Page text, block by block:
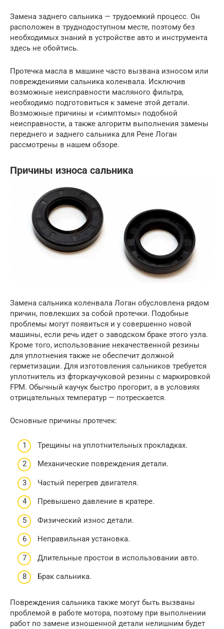
Замена заднего сальника — трудоемкий процесс. Он
расположен в труднодоступном месте, поэтому без
необходимых знаний в устройстве авто и инструмента
здесь не обойтись.
Протечка масла в машине часто вызвана износом или
повреждениями сальника коленвала. Исключив
возможные неисправности масляного фильтра,
необходимо подготовиться к замене этой детали.
Возможные причины и «симптомы» подобной
неисправности, а также алгоритм выполнения замены
переднего и заднего сальника для Рене Логан
рассмотрены в нашем обзоре.
Причины износа сальника
Замена сальника коленвала Логан обусловлена рядом
причин, повлекших за собой протечки. Подобные
проблемы могут появиться и у совершенно новой
машины, если речь идет о заводском браке этого узла.
Кроме того, использование некачественной резины
для уплотнения также не обеспечит должной
герметизации. Для изготовления сальников требуется
уплотнитель из фторкаучуковой резины с маркировкой
FPM. Обычный каучук быстро прогорит, а в условиях
отрицательных температур — потрескается.
Основные причины протечек:
Трещины на уплотнительных прокладках.
Механические повреждения детали.
Частый перегрев двигателя.
Превышено давление в кратере.
Физический износ детали.
Неправильная установка.
Длительные простои в использовании авто.
Брак сальника.
Повреждения сальника также могут быть вызваны
проблемой в работе мотора, поэтому при выполнении
работ по замене изношенной детали нелишним будет